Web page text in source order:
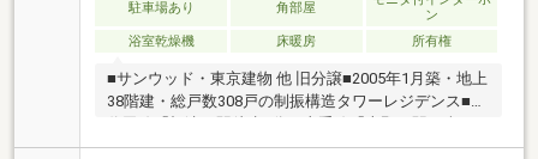
駐車場あり 角部屋
ン
浴室乾燥機
床暖房 所有権
■サンウッド・東京建物 他 旧分譲■2005年1月築・地上
38階建・総戸数308戸の制振構造タワーレジデンス■千
複数路線利用可◎24時間有人管理(夜間警備員対応)の